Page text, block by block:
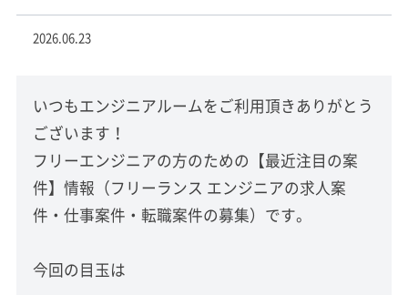
2026.06.23
いつもエンジニアルームをご利用頂きありがとう
ございます！
フリーエンジニアの方のための【最近注目の案
件】情報（フリーランス エンジニアの求人案
件・仕事案件・転職案件の募集）です。
今回の目玉は